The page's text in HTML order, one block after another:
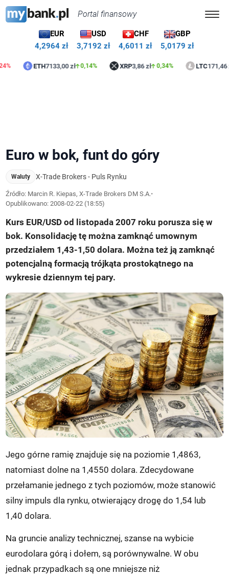
Portal finansowy
EUR
4,2964 zł
USD
3,7192 zł
CHF
4,6011 zł
GBP
5,0179 zł
ETH 7133,00 zł 0,14% XRP 3,86 zł 0,34% LTC 171,46 zł
Euro w bok, funt do góry
Waluty X-Trade Brokers - Puls Rynku
Źródło: Marcin R. Kiepas, X-Trade Brokers DM S.A.•
Opublikowano:2008-02-22 (18:55)
Kurs EUR/USD od listopada 2007 roku porusza się w
bok. Konsolidację tę można zamknąć umownym
przedziałem 1,43-1,50 dolara. Można też ją zamknąć
potencjalną formacją trójkąta prostokątnego na
wykresie dziennym tej pary.
Jego górne ramię znajduje się na poziomie 1,4863,
natomiast dolne na 1,4550 dolara. Zdecydowane
przełamanie jednego z tych poziomów, może stanowić
silny impuls dla rynku, otwierający drogę do 1,54 lub
1,40 dolara.
Na gruncie analizy technicznej, szanse na wybicie
eurodolara górą i dołem, są porównywalne. W obu
jednak przypadkach są one mniejsze niż